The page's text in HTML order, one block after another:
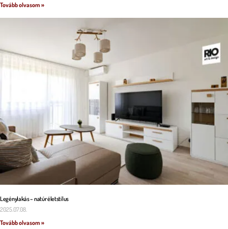
Tovább olvasom »
Legénylakás – natúr életstílus
2025.07.08.
Tovább olvasom »